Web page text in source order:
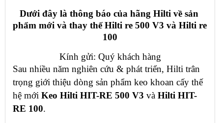
Dưới đây là thông báo của hãng Hilti về sản
phẩm mới và thay thế Hilti re 500 V3 và Hilti re
100
Kính gửi: Quý khách hàng
Sau nhiều năm nghiên cứu & phát triển, Hilti trân
trọng giới thiệu dòng sản phẩm keo khoan cấy thế
hệ mới Keo Hilti HIT-RE 500 V3 và Hilti HIT-
RE 100.